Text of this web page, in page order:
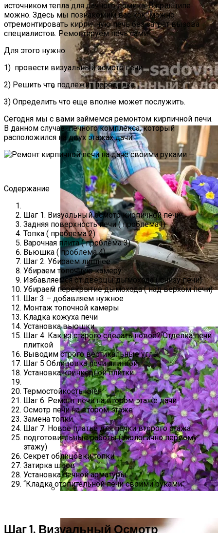
Как Прорастить Канны После Зимы –
Виды Цветов Для Посадки В Апреле,
Чтобы Быстрее Зацвели
источником тепла для дачного домика. В принципе
можно. Здесь мы познакомим вас как можно
отремонтировать кирпичную печь без затрат вызова
специалистов. Ремонтируем печь сами!
Для этого нужно:
1) провести визуальный осмотр печи.
2) Решить что подлежит переделке.
3) Определить что еще вполне может послужить.
Сегодня мы с вами займемся ремонтом кирпичной печи.
В данном случае печного комплекса, который
расположился на двух этажах дачи.
Содержание
Шаг 1. Визуальный осмотр кирпичной печи
Задняя поверхность печи ( проблема1)
Топка ( проблема 2)
Варочная плита ( проблема 3)
Вьюшка ( проблема 4)
Шаг 2. Убираем лишнее
Убираем топочную камеру
Избавляемся от дверцы дымохода ( снизу печи)
Убираем перекрытие дымохода ( над верхом печи)
Шаг 3 – добавляем нужное
Монтаж топочной камеры
Кладка кожуха печи
Установка вьюшки
Шаг 4. Как из старого сделать новое? Отделка печи
плиткой
Выводим строго вертикальные углы
Шаг 5 Облицовка печи плиткой
Установка клинкерной плитки
Термостойкость клея
Шаг 6. Ремонт печи на втором этаже дачи
Осмотр печи на втором этаже
Замена топки
Шаг 7. Новое платье для печки второго этажа
подготовитльные работы (анологично первому
этажу)
Секрет облицовки топки
Затирка швов
Установка печной арматуры
“Кладка отопительной печи своими руками”
Шаг 1. Визуальный Осмотр